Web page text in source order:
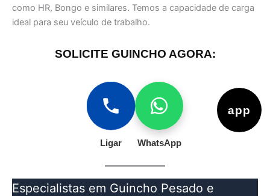
app
como HR, Bongo e similares. Temos a capacidade de carga
ideal para seu veículo de trabalho.
SOLICITE GUINCHO AGORA:
Ligar WhatsApp
Especialistas em Guincho Pesado e